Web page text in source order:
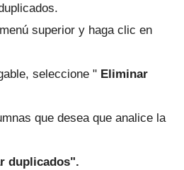
superior y haga clic en
seleccione " Eliminar
que desea que analice la
duplicados".